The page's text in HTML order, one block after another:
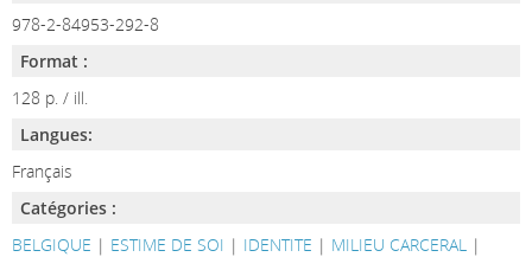
978-2-84953-292-8
Format :
128 p. / ill.
Langues:
Français
Catégories :
BELGIQUE | ESTIME DE SOI | IDENTITE | MILIEU CARCERAL|